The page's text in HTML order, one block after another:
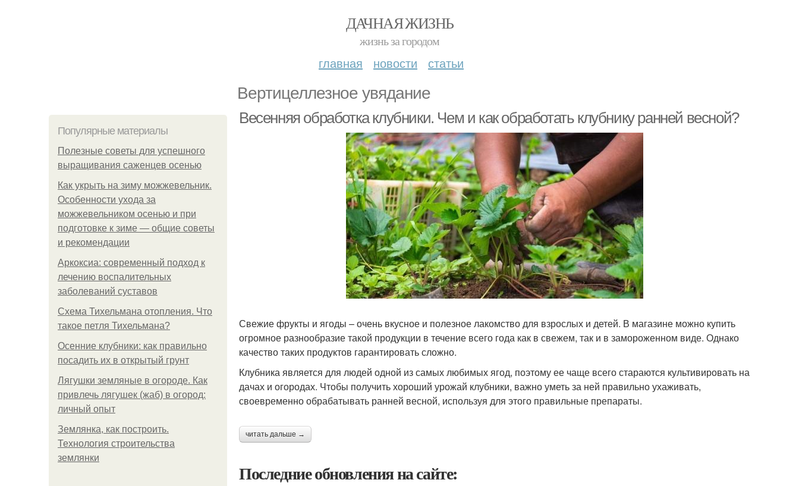
ДАЧНАЯ ЖИЗНЬ
жизнь за городом
главная новости статьи
Вертицеллезное увядание
Популярные материалы
Полезные советы для успешного
выращивания саженцев осенью
Как укрыть на зиму можжевельник.
Особенности ухода за
можжевельником осенью и при
подготовке к зиме — общие советы
и рекомендации
Аркоксиа: современный подход к
лечению воспалительных
заболеваний суставов
Схема Тихельмана отопления. Что
такое петля Тихельмана?
Осенние клубники: как правильно
посадить их в открытый грунт
Лягушки земляные в огороде. Как
привлечь лягушек (жаб) в огород:
личный опыт
Землянка, как построить.
Технология строительства
землянки
Весенняя обработка клубники. Чем и как обработать клубнику ранней весной?
Свежие фрукты и ягоды – очень вкусное и полезное лакомство для взрослых и детей. В магазине можно купить
огромное разнообразие такой продукции в течение всего года как в свежем, так и в замороженном виде. Однако
качество таких продуктов гарантировать сложно.
Клубника является для людей одной из самых любимых ягод, поэтому ее чаще всего стараются культивировать на
дачах и огородах. Чтобы получить хороший урожай клубники, важно уметь за ней правильно ухаживать,
своевременно обрабатывать ранней весной, используя для этого правильные препараты.
читать дальше →
Последние обновления на сайте: